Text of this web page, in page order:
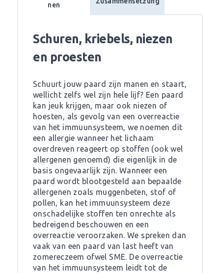
nen
Schuren, kriebels, niezen
en proesten
Schuurt jouw paard zijn manen en staart,
wellicht zelfs wel zijn hele lijf? Een paard
kan jeuk krijgen, maar ook niezen of
hoesten, als gevolg van een overreactie
van het immuunsysteem, we noemen dit
een allergie wanneer het lichaam
overdreven reageert op stoffen (ook wel
allergenen genoemd) die eigenlijk in de
basis ongevaarlijk zijn. Wanneer een
paard wordt blootgesteld aan bepaalde
allergenen zoals muggenbeten, stof of
pollen, kan het immuunsysteem deze
onschadelijke stoffen ten onrechte als
bedreigend beschouwen en een
overreactie veroorzaken. We spreken dan
vaak van een paard van last heeft van
zomereczeem ofwel SME. De overreactie
van het immuunsysteem leidt tot de